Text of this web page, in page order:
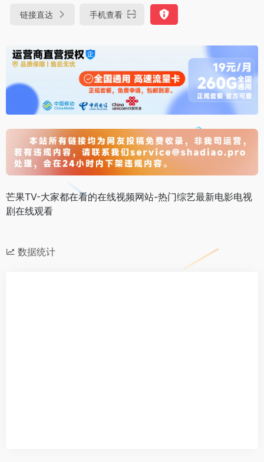
链接直达 手机查看
芒果TV-大家都在看的在线视频网站-热门综艺最新电影电视
剧在线观看
数据统计